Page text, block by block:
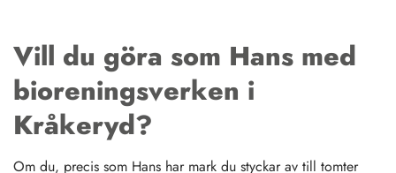
Vill du göra som Hans med
bioreningsverken i
Kråkeryd?
Om du, precis som Hans har mark du styckar av till tomter